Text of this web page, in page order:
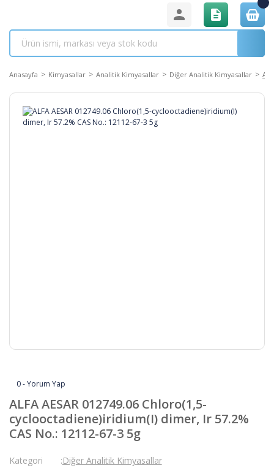
Anasayfa Kimyasallar Analitik Kimyasallar Diğer Analitik Kimyasallar
0 - Yorum Yap
ALFA AESAR 012749.06 Chloro(1,5-
cyclooctadiene)iridium(I) dimer, Ir 57.2%
CAS No.: 12112-67-3 5g
Kategori
Diğer Analitik Kimyasallar